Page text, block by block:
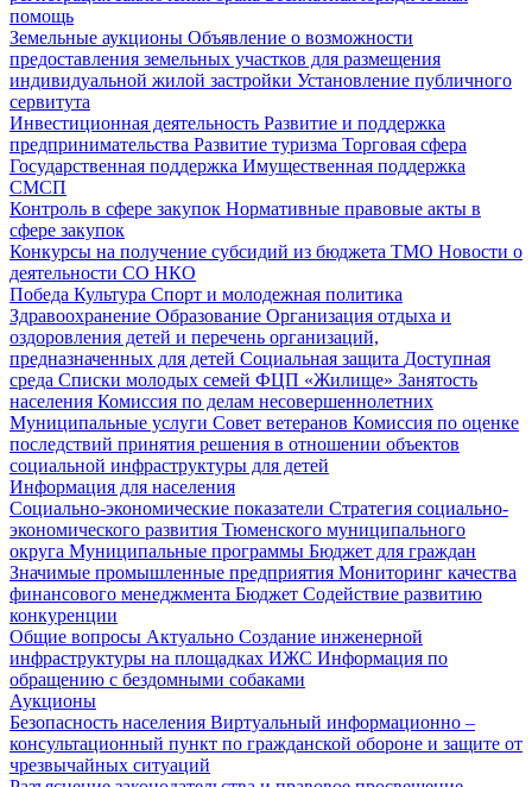
помощь
Земельные аукционы Объявление о возможности
предоставления земельных участков для размещения
индивидуальной жилой застройки Установление публичного
сервитута
Инвестиционная деятельность Развитие и поддержка
предпринимательства Развитие туризма Торговая сфера
Государственная поддержка Имущественная поддержка
СМСП
Контроль в сфере закупок Нормативные правовые акты в
сфере закупок
Конкурсы на получение субсидий из бюджета ТМО Новости о
деятельности СО НКО
Победа Культура Спорт и молодежная политика
Здравоохранение Образование Организация отдыха и
оздоровления детей и перечень организаций,
предназначенных для детей Социальная защита Доступная
среда Списки молодых семей ФЦП «Жилище» Занятость
населения Комиссия по делам несовершеннолетних
Муниципальные услуги Совет ветеранов Комиссия по оценке
последствий принятия решения в отношении объектов
социальной инфраструктуры для детей
Информация для населения
Социально-экономические показатели Стратегия социально-
экономического развития Тюменского муниципального
округа Муниципальные программы Бюджет для граждан
Значимые промышленные предприятия Мониторинг качества
финансового менеджмента Бюджет Содействие развитию
конкуренции
Общие вопросы Актуально Создание инженерной
инфраструктуры на площадках ИЖС Информация по
обращению с бездомными собаками
Аукционы
Безопасность населения Виртуальный информационно –
консультационный пункт по гражданской обороне и защите от
чрезвычайных ситуаций